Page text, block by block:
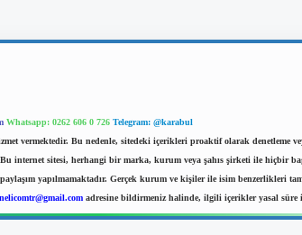
Whatsapp: 0262 606 0 726 Telegram: @karabul
vermektedir. Bu nedenle, sitedeki içerikleri proaktif olarak denetleme
internet sitesi, herhangi bir marka, kurum veya şahıs şirketi ile hiçbir
yapılmamaktadır. Gerçek kurum ve kişiler ile isim benzerlikleri
adresine bildirmeniz halinde, ilgili içerikler yasal süre